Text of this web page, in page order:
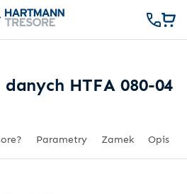
HTFA 080-04
Parametry Zamek Opis